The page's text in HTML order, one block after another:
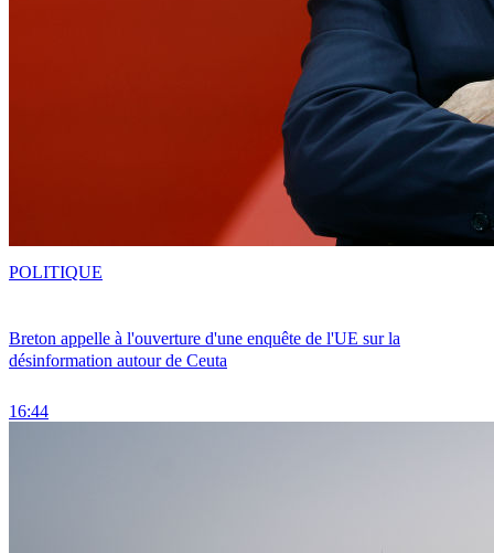
Breton appelle à l'ouverture d'une enquête de l'UE sur la
désinformation autour de Ceuta
16:44
POLITIQUE